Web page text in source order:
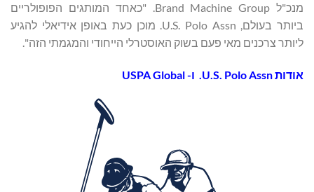
מנכ"ל Brand Machine Group. "כאחד המותגים הפופולריים
ביותר בעולם, U.S. Polo Assn. מוכן כעת באופן אידיאלי להגיע
ליותר צרכנים מאי פעם בשוק האוסטרלי הייחודי והמגמתי הזה".
אודותU.S. Polo Assn. ו-USPA Global